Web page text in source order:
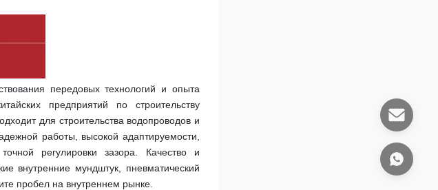
передовых технологий и опыта
предприятий по строительству
для строительства водопроводов и
работы, высокой адаптируемости,
регулировки зазора. Качество и
внутренние мундштук , пневматический
пробел на внутреннем рынке.